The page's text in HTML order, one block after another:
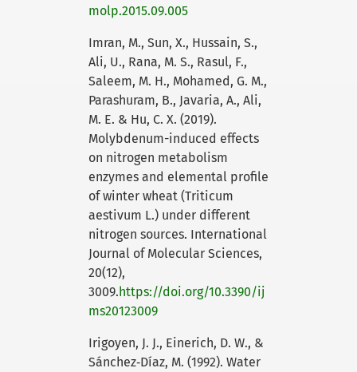
molp.2015.09.005
Imran, M., Sun, X., Hussain, S.,
Ali, U., Rana, M. S., Rasul, F.,
Saleem, M. H., Mohamed, G. M.,
Parashuram, B., Javaria, A., Ali,
M. E. & Hu, C. X. (2019).
Molybdenum-induced effects
on nitrogen metabolism
enzymes and elemental profile
of winter wheat (Triticum
aestivum L.) under different
nitrogen sources. International
Journal of Molecular Sciences,
20(12),
3009.https://doi.org/10.3390/ij
ms20123009
Irigoyen, J. J., Einerich, D. W., &
Sánchez‐Díaz, M. (1992). Water